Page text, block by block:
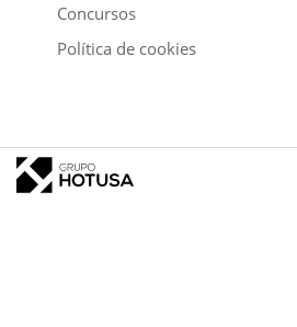
Concursos
Política de cookies